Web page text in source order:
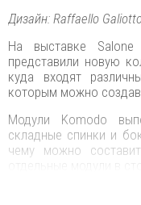
Дизайн: Raffaello
На выставке
представили новую
куда входят
которым можно
Модули Komodo
складные спинки и
чему можно
отдельные модули в